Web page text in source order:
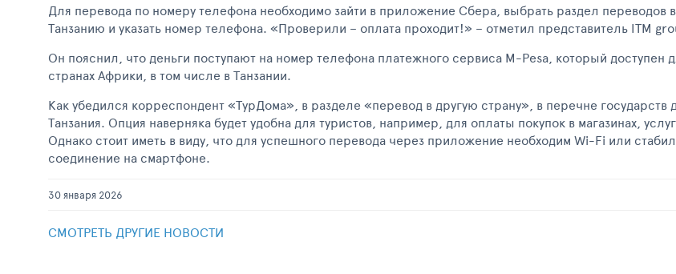
Для перевода по номеру телефона необходимо зайти в приложение Сбера, выбрать раздел переводов
Танзанию и указать номер телефона. «Проверили – оплата проходит!» – отметил представитель ITM
Он пояснил, что деньги поступают на номер телефона платежного сервиса M-Pesa, который доступен
странах Африки, в том числе в Танзании.
Как убедился корреспондент «ТурДома», в разделе «перевод в другую страну», в перечне государств
Танзания. Опция наверняка будет удобна для туристов, например, для оплаты покупок в магазинах,
Однако стоит иметь в виду, что для успешного перевода через приложение необходим Wi-Fi или
соединение на смартфоне.
30 января 2026
СМОТРЕТЬ ДРУГИЕ НОВОСТИ